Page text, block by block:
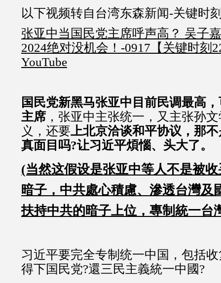
以下视频转自台湾东森新闻-关键时
张亚中当国民党主席呼声高？ 吴子
2024绝对没机会！-0917【关键时刻
YouTube
国民党新黑马张亚中目前民调最高
主席 ，张亚中主张统一，又主张孙
义，还要上北京洽谈和平协议，那
真面目吗?让习近平煩惱、头大了。
(当然这假设是张亚中等人不是被
暗子，中共處心積慮、滲透台灣及
扶持中共的暗子上位，專制統一台
习近平要完全专制统一中国，包括
得下国民党?還三民主義統一中國?